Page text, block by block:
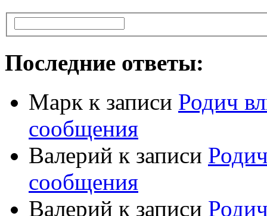
Последние ответы:
Марк к записи Родич
сообщения
Валерий к записи
сообщения
Валерий к записи